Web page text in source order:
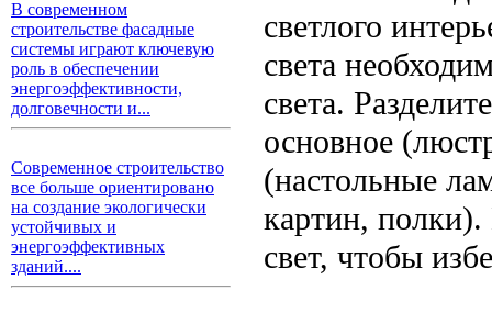
В современном
строительстве фасадные
системы играют ключевую
роль в обеспечении
энергоэффективности,
долговечности и...
Современное строительство
все больше ориентировано
на создание экологически
устойчивых и
энергоэффективных
зданий....
светлого
света
света.
основное
(настольные
картин,
свет, чтобы